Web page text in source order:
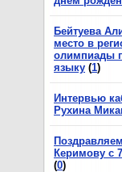
Бейтуева
место в
олимпиады
языку (1)
Интервью
Рухина
Керимову с
(0)